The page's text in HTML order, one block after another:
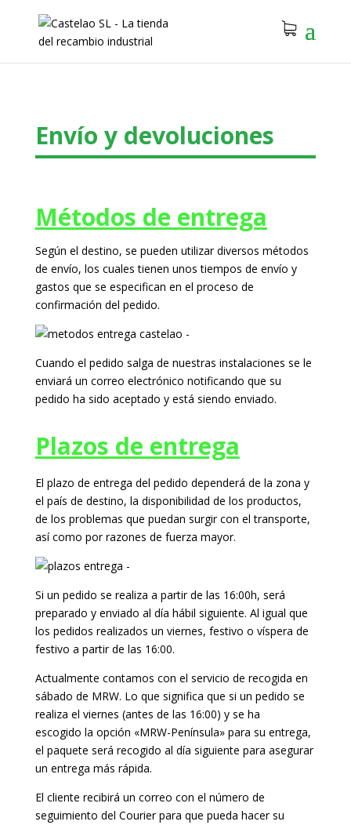
Envío y devoluciones
Métodos de entrega
Según el destino, se pueden utilizar diversos métodos
de envío, los cuales tienen unos tiempos de envío y
gastos que se especifican en el proceso de
confirmación del pedido.
Cuando el pedido salga de nuestras instalaciones se le
enviará un correo electrónico notificando que su
pedido ha sido aceptado y está siendo enviado.
Plazos de entrega
El plazo de entrega del pedido dependerá de la zona y
el país de destino, la disponibilidad de los productos,
de los problemas que puedan surgir con el transporte,
así como por razones de fuerza mayor.
Si un pedido se realiza a partir de las 16:00h, será
preparado y enviado al día hábil siguiente. Al igual que
los pedidos realizados un viernes, festivo o víspera de
festivo a partir de las 16:00.
Actualmente contamos con el servicio de recogida en
sábado de MRW. Lo que significa que si un pedido se
realiza el viernes (antes de las 16:00) y se ha
escogido la opción «MRW-Península» para su entrega,
el paquete será recogido al día siguiente para asegurar
un entrega más rápida.
El cliente recibirá un correo con el número de
seguimiento del Courier para que pueda hacer su